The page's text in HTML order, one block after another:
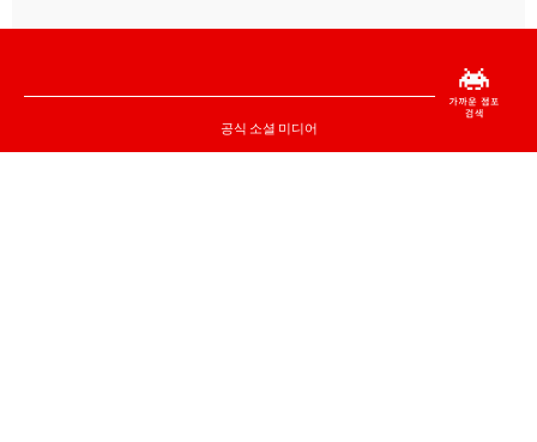
공식 소셜 미디어